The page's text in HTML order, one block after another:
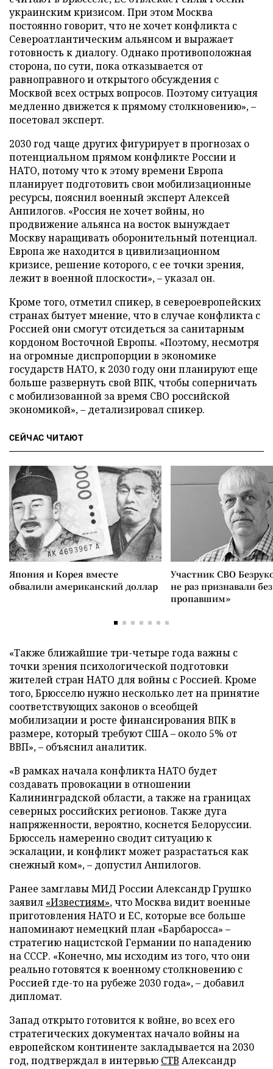
украинским кризисом. При этом Москва
постоянно говорит, что не хочет конфликта с
Североатлантическим альянсом и выражает
готовность к диалогу. Однако противоположная
сторона, по сути, пока отказывается от
равноправного и открытого обсуждения с
Москвой всех острых вопросов. Поэтому ситуация
медленно движется к прямому столкновению», –
посетовал эксперт.
2030 год чаще других фигурирует в прогнозах о
потенциальном прямом конфликте России и
НАТО, потому что к этому времени Европа
планирует подготовить свои мобилизационные
ресурсы, пояснил военный эксперт Алексей
Анпилогов. «Россия не хочет войны, но
продвижение альянса на восток вынуждает
Москву наращивать оборонительный потенциал.
Европа же находится в цивилизационном
кризисе, решение которого, с ее точки зрения,
лежит в военной плоскости», – указал он.
Кроме того, отметил спикер, в североевропейских
странах бытует мнение, что в случае конфликта с
Россией они смогут отсидеться за санитарным
кордоном Восточной Европы. «Поэтому, несмотря
на огромные диспропорции в экономике
государств НАТО, к 2030 году они планируют еще
больше развернуть свой ВПК, чтобы соперничать
с мобилизованной за время СВО российской
экономикой», – детализировал спикер.
СЕЙЧАС ЧИТАЮТ
Япония и Корея вместе
обвалили американский доллар
Участник СВО
не раз признавали
пропавшим»
«Также ближайшие три-четыре года важны с
точки зрения психологической подготовки
жителей стран НАТО для войны с Россией. Кроме
того, Брюсселю нужно несколько лет на принятие
соответствующих законов о всеобщей
мобилизации и росте финансирования ВПК в
размере, который требуют США – около 5% от
ВВП», – объяснил аналитик.
«В рамках начала конфликта НАТО будет
создавать провокации в отношении
Калининградской области, а также на границах
северных российских регионов. Также дуга
напряженности, вероятно, коснется Белоруссии.
Брюссель намеренно сводит ситуацию к
эскалации, и конфликт может разрастаться как
снежный ком», – допустил Анпилогов.
Ранее замглавы МИД России Александр Грушко
заявил «Известиям», что Москва видит военные
приготовления НАТО и ЕС, которые все больше
напоминают немецкий план «Барбаросса» –
стратегию нацистской Германии по нападению
на СССР. «Конечно, мы исходим из того, что они
реально готовятся к военному столкновению с
Россией где-то на рубеже 2030 года», – добавил
дипломат.
Запад открыто готовится к войне, во всех его
стратегических документах начало войны на
европейском континенте закладывается на 2030
год, подтверждал в интервью СТВ Александр